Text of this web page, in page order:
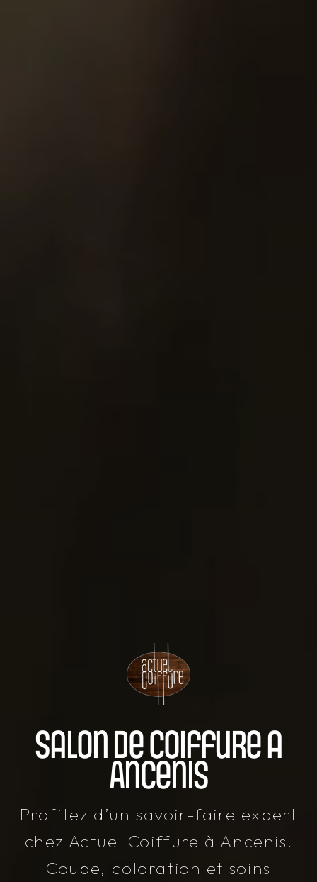
Salon de coiffure a
Ancenis
Profitez d’un savoir-faire expert
chez Actuel Coiffure à Ancenis.
Coupe, coloration et soins